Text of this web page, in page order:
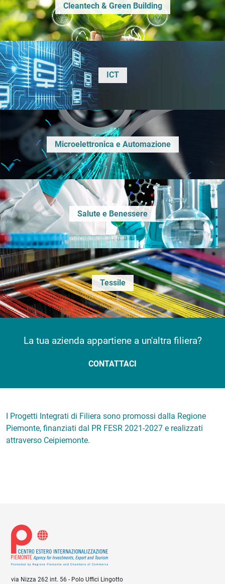
Cleantech & Green Building
ICT
Microelettronica e Automazione
Salute e Benessere
Tessile
La tua azienda appartiene a un'altra filiera?
CONTATTACI
I Progetti Integrati di Filiera sono promossi dalla Regione
Piemonte, finanziati dal PR FESR 2021-2027 e realizzati
attraverso Ceipiemonte.
via Nizza 262 int. 56 - Polo Uffici Lingotto